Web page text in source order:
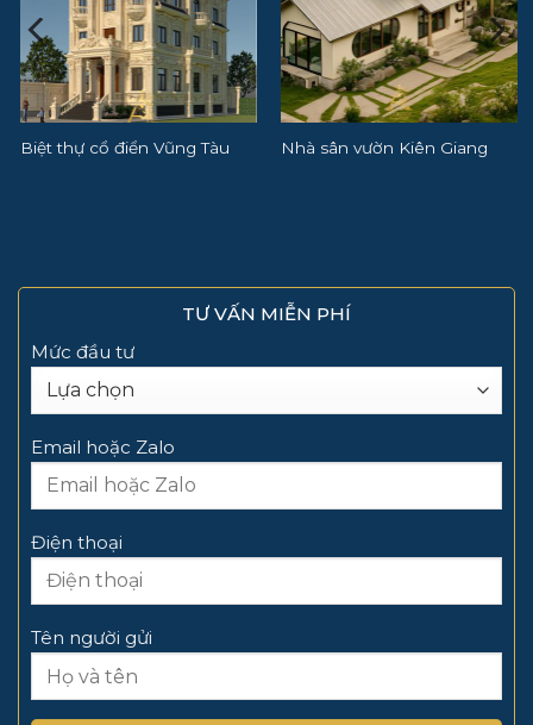
Nhà sân vườn Kiên Giang Biệt thự CIC Rạch Giá
TƯ VẤN MIỄN PHÍ
Mức đầu tư
Email hoặc Zalo
Điện thoại
Tên người gửi